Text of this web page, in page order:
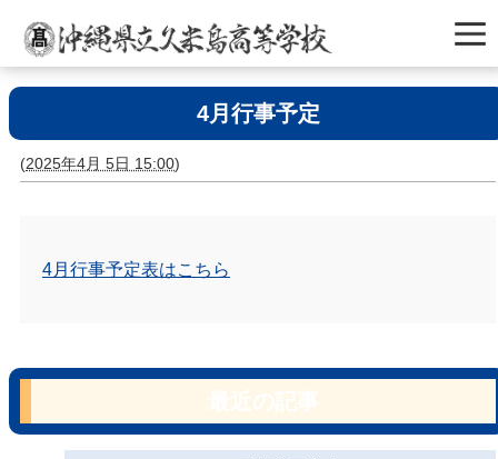
4月行事予定
(2025年4月 5日 15:00)
4月行事予定表はこちら